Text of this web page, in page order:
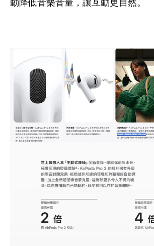
動降低音樂音量，讓互動更自然。